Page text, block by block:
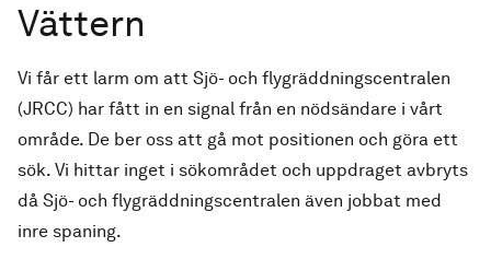
Vättern
Vi får ett larm om att Sjö- och flygräddningscentralen
(JRCC) har fått in en signal från en nödsändare i vårt
område. De ber oss att gå mot positionen och göra ett
sök. Vi hittar inget i sökområdet och uppdraget avbryts
då Sjö- och flygräddningscentralen även jobbat med
inre spaning.